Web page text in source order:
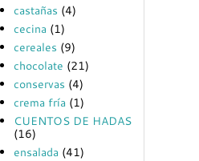
castañas (4)
cecina (1)
cereales (9)
chocolate (21)
conservas (4)
crema fría (1)
CUENTOS DE HADAS
(16)
ensalada (41)